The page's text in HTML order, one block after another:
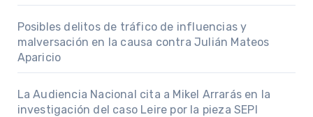
Posibles delitos de tráfico de influencias y
malversación en la causa contra Julián Mateos
Aparicio
La Audiencia Nacional cita a Mikel Arrarás en la
investigación del caso Leire por la pieza SEPI